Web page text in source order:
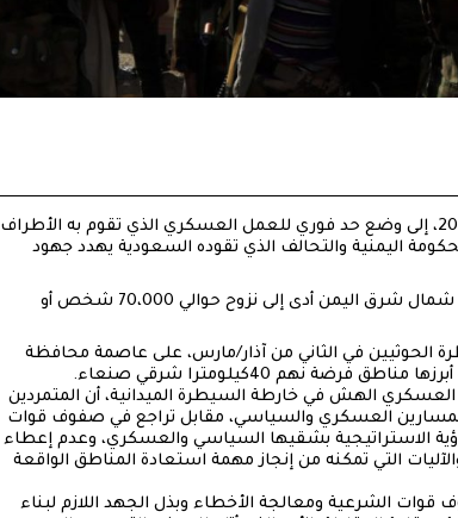
دعا المبعوث الخاص للأمم المتحدة مارتن غريفيث السبت 7 مارس/آذار2020، إلى وضع حد فوري للعمل العسكري الذي تقوم به الأطراف
اليمنية والتحالف الذي تقوده السعودية يهدد جهود
وقالت اللجنة الدولية للصليب الأحمر يوم السبت، إن القتال في الجوف في شمال شرق اليمن أدى إلى نزوح حوالي 70،000 شخص أو
الحوثيين في الثاني من آذار/مارس، على عاصمة محافظة
40كيلومترا شرقي صنعاء.
الهش في خارطة السيطرة الميدانية، أن المتمردين
العسكري والسياسي، مقابل تراجع في صفوف قوات
الاستراتيجية بشقيها السياسي والعسكري، وعدم إعطاء
التي تمكنه من إنجاز مهمة استعادة المناطق الواقعة
قوات الشرعية ومعالجة الأخطاء وبذل الجهد اللازم لبناء